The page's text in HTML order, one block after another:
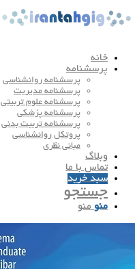
خانه
پرسشنامه
پرسشنامه روانشناسی
پرسشنامه مدیریت
پرسشنامه علوم تربیتی
پرسشنامه پزشکی
پرسشنامه تربیت بدنی
پروتکل روانشناسی
مبانی نظری
وبلاگ
تماس با ما
سبد خرید
جستجو
منو منو